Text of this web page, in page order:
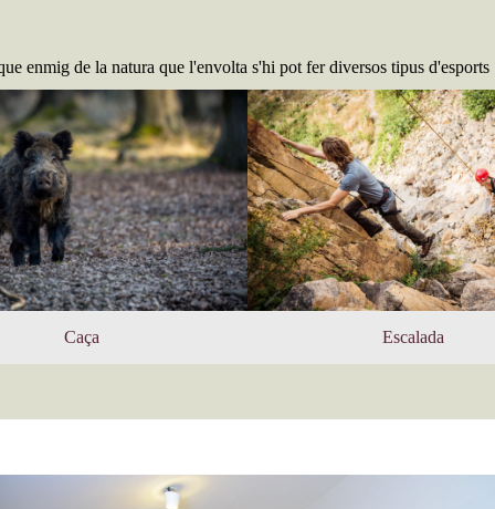
enmig de la natura que l'envolta s'hi pot fer diversos tipus d'esports
Caça Escalada